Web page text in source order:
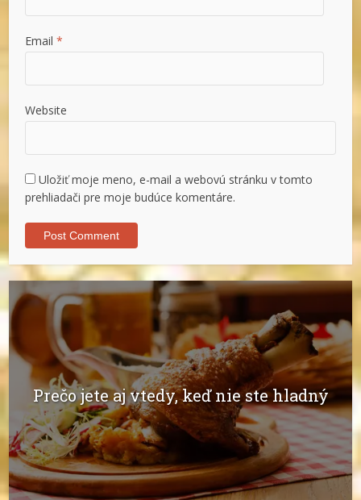
Email *
Website
Uložiť moje meno, e-mail a webovú stránku v tomto
prehliadači pre moje budúce komentáre.
Prečo jete aj vtedy, keď nie ste hladný